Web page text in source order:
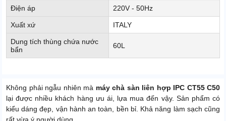
Điện áp 220V - 50Hz
Xuất xứ ITALY
Dung tích thùng chứa nước
bẩn
60L
Không phải ngẫu nhiên mà máy chà sàn liên hợp IPC CT55 C50
lại được nhiều khách hàng ưu ái, lựa mua đến vậy. Sản phẩm có
kiểu dáng đẹp, vận hành an toàn, bền bỉ. Khả năng làm sạch cũng